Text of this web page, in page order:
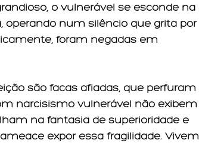
o vulnerável se esconde na
operando num silêncio que grita por
foram negadas em
são facas afiadas, que perfuram
narcisismo vulnerável não exibem
na fantasia de superioridade e
expor essa fragilidade. Vivem